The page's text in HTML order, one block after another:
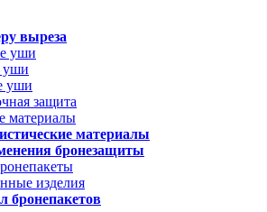
выреза
уши
уши
уши
защита
материалы
материалы
бронезащиты
изделия
бронепакетов